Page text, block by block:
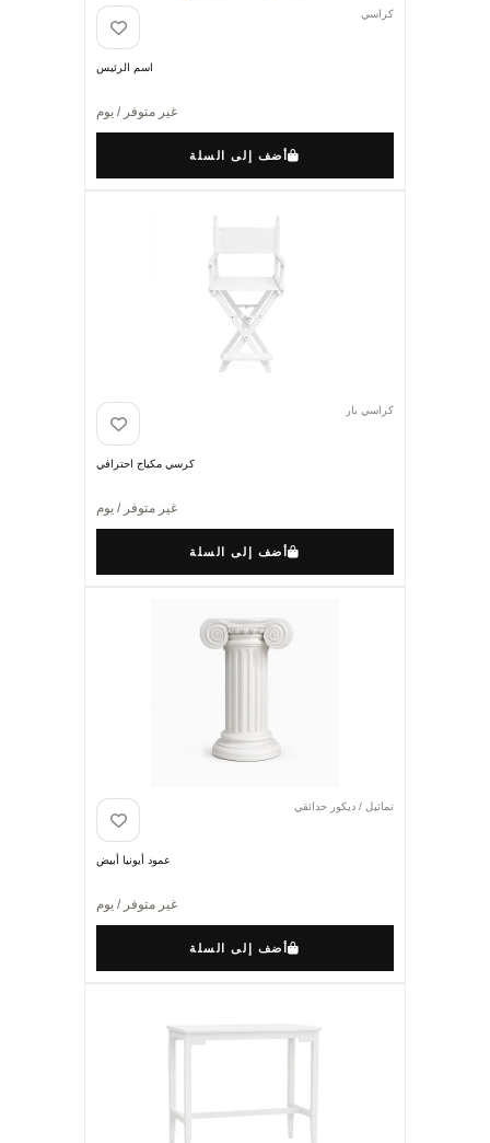
كراسي
اسم الرئيس
غير متوفر / يوم
أضف إلى السلة
كراسي بار
كرسي مكياج احترافي
غير متوفر / يوم
أضف إلى السلة
تماثيل / ديكور حدائقي
عمود أيونيا أبيض
غير متوفر / يوم
أضف إلى السلة